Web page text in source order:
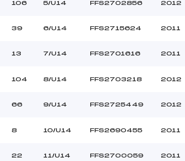
179.9800
106 5/U14 FFS2702856 2012
39 6/U14 FFS2715624 2011
13 7/U14 FFS2701616 2011
104 8/U14 FFS2703218 2012
66 9/U14 FFS2725449 2012
8 10/U14 FFS2690455 2011
22 11/U14 FFS2700059 2011